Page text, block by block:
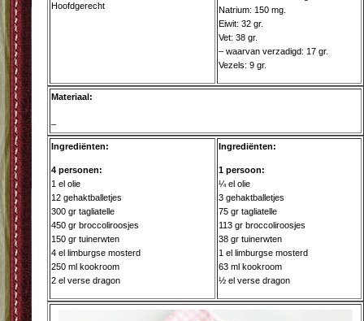
Hoofdgerecht
Natrium: 150 mg.
Eiwit: 32 gr.
Vet: 38 gr.
– waarvan verzadigd: 17 gr.
Vezels: 9 gr.
Materiaal:
–
Ingrediënten:
4 personen:
1 el olie
12 gehaktballetjes
300 gr tagliatelle
450 gr broccoliroosjes
150 gr tuinerwten
4 el limburgse mosterd
250 ml kookroom
2 el verse dragon
Ingrediënten:
1 persoon:
¼ el olie
3 gehaktballetjes
75 gr tagliatelle
113 gr broccoliroosjes
38 gr tuinerwten
1 el limburgse mosterd
63 ml kookroom
½ el verse dragon